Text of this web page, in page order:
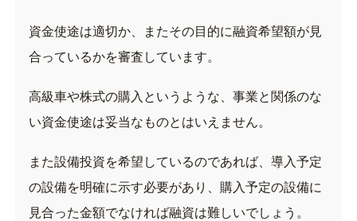
資金使途は適切か、またその目的に融資希望額が見
合っているかを審査しています。
高級車や株式の購入というような、事業と関係のな
い資金使途は妥当なものとはいえません。
また設備投資を希望しているのであれば、導入予定
の設備を明確に示す必要があり、購入予定の設備に
見合った金額でなければ融資は難しいでしょう。